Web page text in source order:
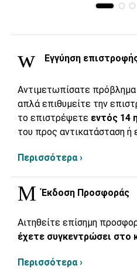
Εγγύηση
Αντιμετωπίσατε
απλά επιθυμείτε την
το επιστρέψετε εντός 14
του προς αντικατάσταση ή
Περισσότερα ›
Έκδοση Προσφοράς
Αιτηθείτε επίσημη
έχετε συγκεντρώσει στο
Περισσότερα ›